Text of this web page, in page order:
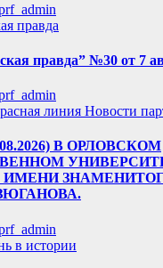
правда
правда” №30 от 7
линия Новости
В ОРЛОВСКОМ
ИМЕНИ
в истории